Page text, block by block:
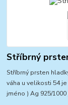
Stříbrný
Stříbrný prsten
váha u velikosti 54
jméno ) Ag 925/1000